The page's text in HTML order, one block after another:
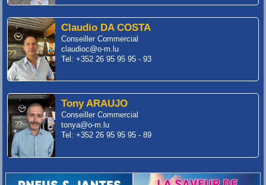
Claudio DA COSTA
Conseiller Commercial
claudioc@o-m.lu
Tel: +352 26 95 95 95 - 93
Tony ARAUJO
Conseiller Commercial
tonya@o-m.lu
Tel: +352 26 95 95 95 - 89